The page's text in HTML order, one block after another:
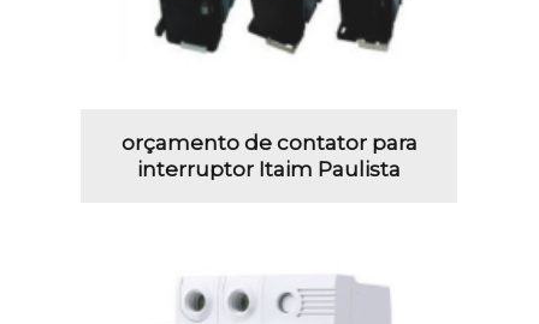
orçamento de contator para
interruptor Itaim Paulista